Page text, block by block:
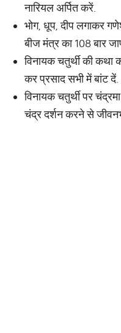
नारियल अर्पित करें.
भोग, धूप, दीप लगाकर
बीज मंत्र का 108 बार
विनायक चतुर्थी की
कर प्रसाद सभी में बांट दें.
विनायक चतुर्थी पर
चंद्र दर्शन करने से